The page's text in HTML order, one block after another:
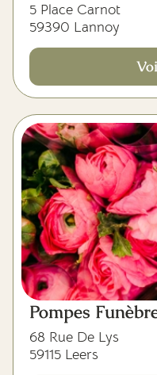
5 Place Carnot
59390 Lannoy
Pompes
68 Rue De Lys
59115 Leers